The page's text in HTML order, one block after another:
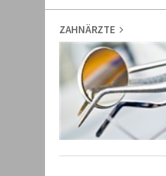
ZAHNÄRZTE